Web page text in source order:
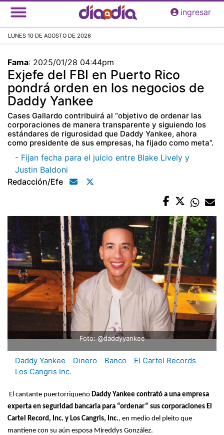
Pasar
al
principal
ingresar
LUNES 10 DE AGOSTO DE 2026
Fama: 2025/01/28 04:44pm
Exjefe del FBI en Puerto Rico
pondrá orden en los negocios de
Daddy Yankee
Cases Gallardo contribuirá al “objetivo de ordenar las
corporaciones de manera transparente y siguiendo los
estándares de rigurosidad que Daddy Yankee, ahora
como presidente de sus empresas, ha fijado como meta”.
- Fijan fecha para el juicio entre Blake Lively y
Justin Baldoni
Redacción/efe
Foto: @daddyyankee
Daddy Yankee Dinero Banco
El Cartel Records
Los Cangris Inc.
El cantante puertorriqueño Daddy Yankee contrató a una empresa
experta en seguridad bancaria para “ordenar” sus corporaciones El
Cartel Record, Inc. y Los Cangris, Inc., en medio del pleito que
mantiene con su aún esposa Mireddys González.